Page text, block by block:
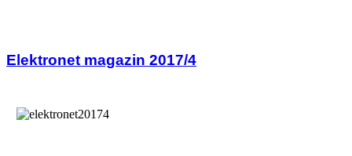
Elektronet magazin 2017/4